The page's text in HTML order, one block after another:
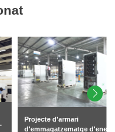
d'armari
d'energia